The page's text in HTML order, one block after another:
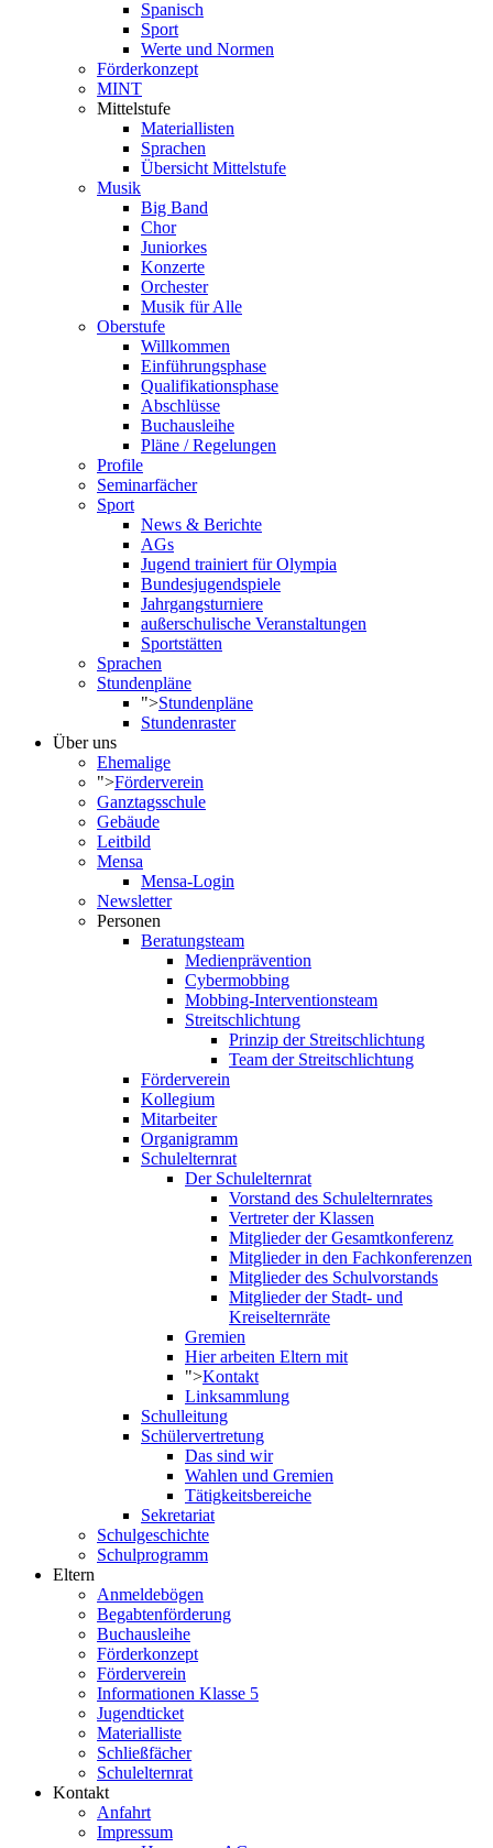
Spanisch
Sport
Werte und Normen
Förderkonzept
MINT
Mittelstufe
Materiallisten
Sprachen
Übersicht Mittelstufe
Musik
Big Band
Chor
Juniorkes
Konzerte
Orchester
Musik für Alle
Oberstufe
Willkommen
Einführungsphase
Qualifikationsphase
Abschlüsse
Buchausleihe
Pläne / Regelungen
Profile
Seminarfächer
Sport
News & Berichte
AGs
Jugend trainiert für Olympia
Bundesjugendspiele
Jahrgangsturniere
außerschulische Veranstaltungen
Sportstätten
Sprachen
Stundenpläne
">Stundenpläne
Stundenraster
Über uns
Ehemalige
">Förderverein
Ganztagsschule
Gebäude
Leitbild
Mensa
Mensa-Login
Newsletter
Personen
Beratungsteam
Medienprävention
Cybermobbing
Mobbing-Interventionsteam
Streitschlichtung
Prinzip der Streitschlichtung
Team der Streitschlichtung
Förderverein
Kollegium
Mitarbeiter
Organigramm
Schulelternrat
Der Schulelternrat
Vorstand des Schulelternrates
Vertreter der Klassen
Mitglieder der Gesamtkonferenz
Mitglieder in den Fachkonferenzen
Mitglieder des Schulvorstands
Mitglieder der Stadt- und
Kreiselternräte
Gremien
Hier arbeiten Eltern mit
">Kontakt
Linksammlung
Schulleitung
Schülervertretung
Das sind wir
Wahlen und Gremien
Tätigkeitsbereiche
Sekretariat
Schulgeschichte
Schulprogramm
Eltern
Anmeldebögen
Begabtenförderung
Buchausleihe
Förderkonzept
Förderverein
Informationen Klasse 5
Jugendticket
Materialliste
Schließfächer
Schulelternrat
Kontakt
Anfahrt
Impressum